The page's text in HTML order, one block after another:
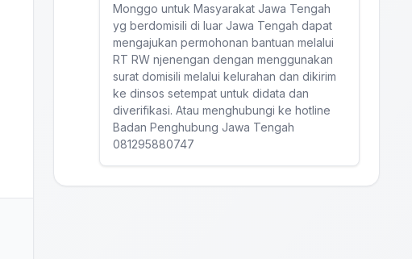
Monggo untuk Masyarakat Jawa Tengah
yg berdomisili di luar Jawa Tengah dapat
mengajukan permohonan bantuan melalui
RT RW njenengan dengan menggunakan
surat domisili melalui kelurahan dan dikirim
ke dinsos setempat untuk didata dan
diverifikasi. Atau menghubungi ke hotline
Badan Penghubung Jawa Tengah
081295880747